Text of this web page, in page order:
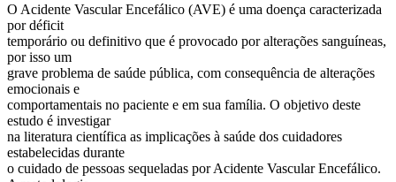
O Acidente Vascular Encefálico (AVE) é uma doença caracterizada
por déficit
temporário ou definitivo que é provocado por alterações sanguíneas,
por isso um
grave problema de saúde pública, com consequência de alterações
emocionais e
comportamentais no paciente e em sua família. O objetivo deste
estudo é investigar
na literatura científica as implicações à saúde dos cuidadores
estabelecidas durante
o cuidado de pessoas sequeladas por Acidente Vascular Encefálico.